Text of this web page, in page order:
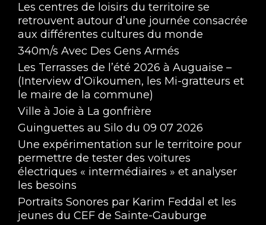
Les centres de loisirs du territoire se
retrouvent autour d’une journée consacrée
aux différentes cultures du monde
340m/s Avec Des Gens Armés
Les Terrasses de l’été 2026 à Auguaise –
(Interview d’Oïkoumen, les Mi-gratteurs et
le maire de la commune)
Ville à Joie à La gonfrière
Guinguettes au Silo du 09 07 2026
Une expérimentation sur le territoire pour
permettre de tester des voitures
électriques « intermédiaires » et analyser
les besoins
Portraits Sonores par Karim Feddal et les
jeunes du CEF de Sainte-Gauburge